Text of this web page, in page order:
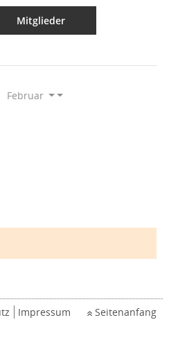
Mitglieder
Februar
Impressum Seitenanfang